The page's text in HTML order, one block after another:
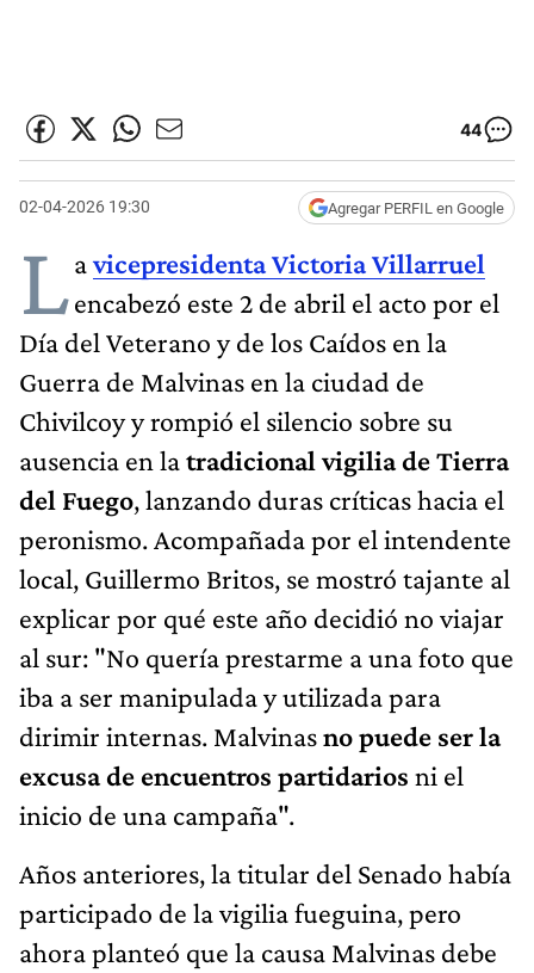
44
02-04-2026 19:30 Agregar PERFIL en Google
Lavicepresidenta Victoria Villarruel
encabezó este 2 de abril el acto por el
Día del Veterano y de los Caídos en la
Guerra de Malvinas en la ciudad de
Chivilcoy y rompió el silencio sobre su
ausencia en latradicional vigilia de Tierra
del Fuego, lanzando duras críticas hacia el
peronismo. Acompañada por el intendente
local, Guillermo Britos, se mostró tajante al
explicar por qué este año decidió no viajar
al sur: "No quería prestarme a una foto que
iba a ser manipulada y utilizada para
dirimir internas. Malvinasno puede ser la
excusa de encuentros partidarios ni el
inicio de una campaña".
Años anteriores, la titular del Senado había
participado de la vigilia fueguina, pero
ahora planteó que la causa Malvinas debe